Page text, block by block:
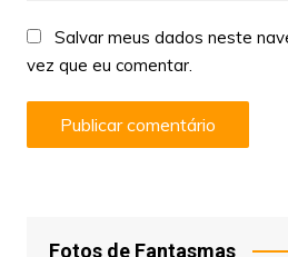
Salvar meus dados neste
vez que eu comentar.
Fotos de Fantasmas